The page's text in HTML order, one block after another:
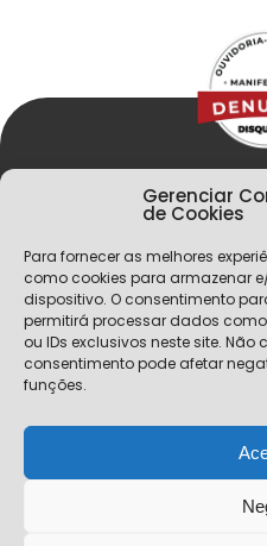
Gerenciar
de Cookies
Para fornecer as melhores
como cookies para armazenar
dispositivo. O consentimento
permitirá processar dados
ou IDs exclusivos neste site. Não
consentimento pode afetar
funções.
Menu
Política de
Cidade
Rodovia Papa João Paulo
Horizonte, MG - CEP